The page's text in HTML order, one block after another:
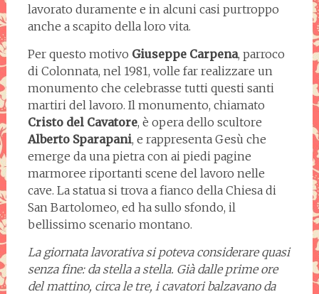
lavorato duramente e in alcuni casi purtroppo
anche a scapito della loro vita.
Per questo motivo Giuseppe Carpena, parroco
di Colonnata, nel 1981, volle far realizzare un
monumento che celebrasse tutti questi santi
martiri del lavoro. Il monumento, chiamato
Cristo del Cavatore, è opera dello scultore
Alberto Sparapani, e rappresenta Gesù che
emerge da una pietra con ai piedi pagine
marmoree riportanti scene del lavoro nelle
cave. La statua si trova a fianco della Chiesa di
San Bartolomeo, ed ha sullo sfondo, il
bellissimo scenario montano.
La giornata lavorativa si poteva considerare quasi
senza fine: da stella a stella. Già dalle prime ore
del mattino, circa le tre, i cavatori balzavano da